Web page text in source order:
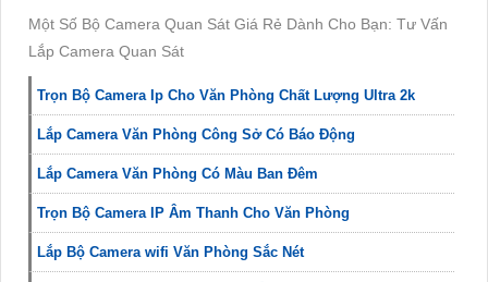
Một Số Bộ Camera Quan Sát Giá Rẻ Dành Cho Bạn: Tư Vấn
Lắp Camera Quan Sát
Trọn Bộ Camera Ip Cho Văn Phòng Chất Lượng Ultra 2k
Lắp Camera Văn Phòng Công Sở Có Báo Động
Lắp Camera Văn Phòng Có Màu Ban Đêm
Trọn Bộ Camera IP Âm Thanh Cho Văn Phòng
Lắp Bộ Camera wifi Văn Phòng Sắc Nét